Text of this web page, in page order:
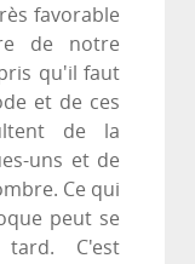
favorable
de notre
qu'il faut
et de ces
de la
uns et de
Ce qui
peut se
tard. C'est